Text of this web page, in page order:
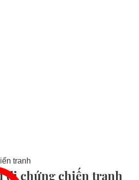
di chứng chiến tranh